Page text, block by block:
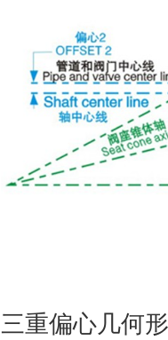
三重偏心几何